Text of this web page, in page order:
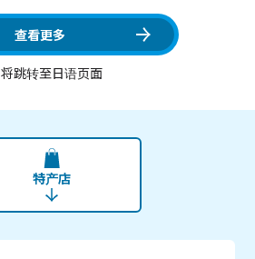
查看更多
将跳转至日语页面
特产店